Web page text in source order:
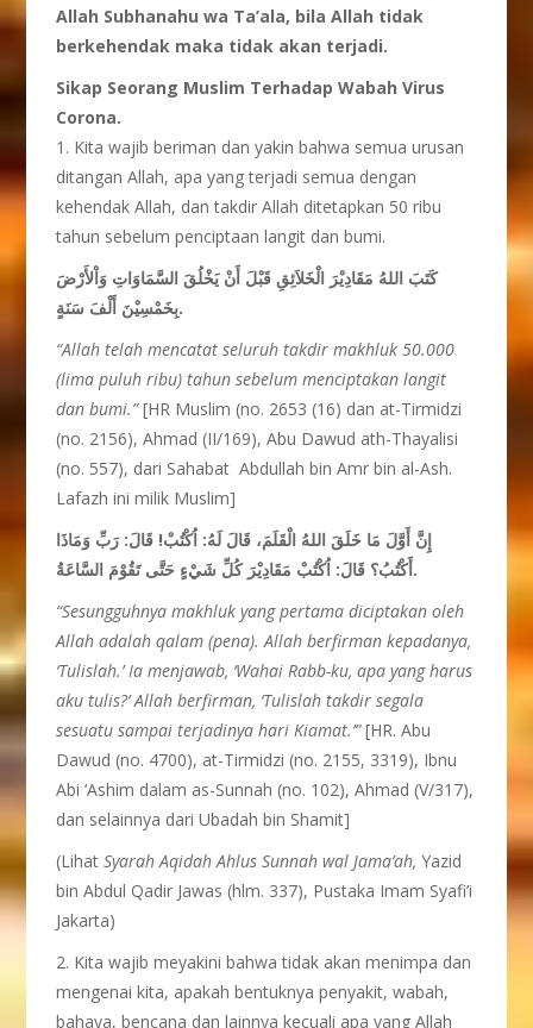
Allah Subhanahu wa Ta’ala, bila Allah tidak
berkehendak maka tidak akan terjadi.
Sikap Seorang Muslim Terhadap Wabah Virus
Corona.
1. Kita wajib beriman dan yakin bahwa semua urusan
ditangan Allah, apa yang terjadi semua dengan
kehendak Allah, dan takdir Allah ditetapkan 50 ribu
tahun sebelum penciptaan langit dan bumi.
كَتَبَ اللهُ مَقَادِيْرَ الْخَلاَئِقِ قَبْلَ أَنْ يَخْلُقَ السَّمَاوَاتِ وَاْلأَرْضَ
بِخَمْسِيْنَ أَلْفَ سَنَةٍ.
“Allah telah mencatat seluruh takdir makhluk 50.000
(lima puluh ribu) tahun sebelum menciptakan langit
dan bumi.”[HR Muslim (no. 2653 (16) dan at-Tirmidzi
(no. 2156), Ahmad (II/169), Abu Dawud ath-Thayalisi
(no. 557), dari Sahabat Abdullah bin Amr bin al-Ash.
Lafazh ini milik Muslim]
إِنَّ أَوَّلَ مَا خَلَقَ اللهُ الْقَلَمَ، قَالَ لَهُ: اُكْتُبْ! قَالَ: رَبِّ وَمَاذَا
أَكْتُبُ؟ قَالَ: اُكْتُبْ مَقَادِيْرَكُلِّ شَيْءٍ حَتَّى تَقُوْمَ السَّاعَةُ.
“Sesungguhnya makhluk yang pertama diciptakan oleh
Allah adalah qalam (pena). Allah berfirman kepadanya,
‘Tulislah.’ Ia menjawab, ‘Wahai Rabb-ku, apa yang harus
aku tulis?’ Allah berfirman, ‘Tulislah takdir segala
sesuatu sampai terjadinya hari Kiamat.’”[HR. Abu
Dawud (no. 4700), at-Tirmidzi (no. 2155, 3319), Ibnu
Abi ‘Ashim dalam as-Sunnah (no. 102), Ahmad (V/317),
dan selainnya dari Ubadah bin Shamit]
(LihatSyarah Aqidah Ahlus Sunnah wal Jama’ah,Yazid
bin Abdul Qadir Jawas (hlm. 337), Pustaka Imam Syafi’i
Jakarta)
2. Kita wajib meyakini bahwa tidak akan menimpa dan
mengenai kita, apakah bentuknya penyakit, wabah,
bahaya, bencana dan lainnya kecuali apa yang Allah